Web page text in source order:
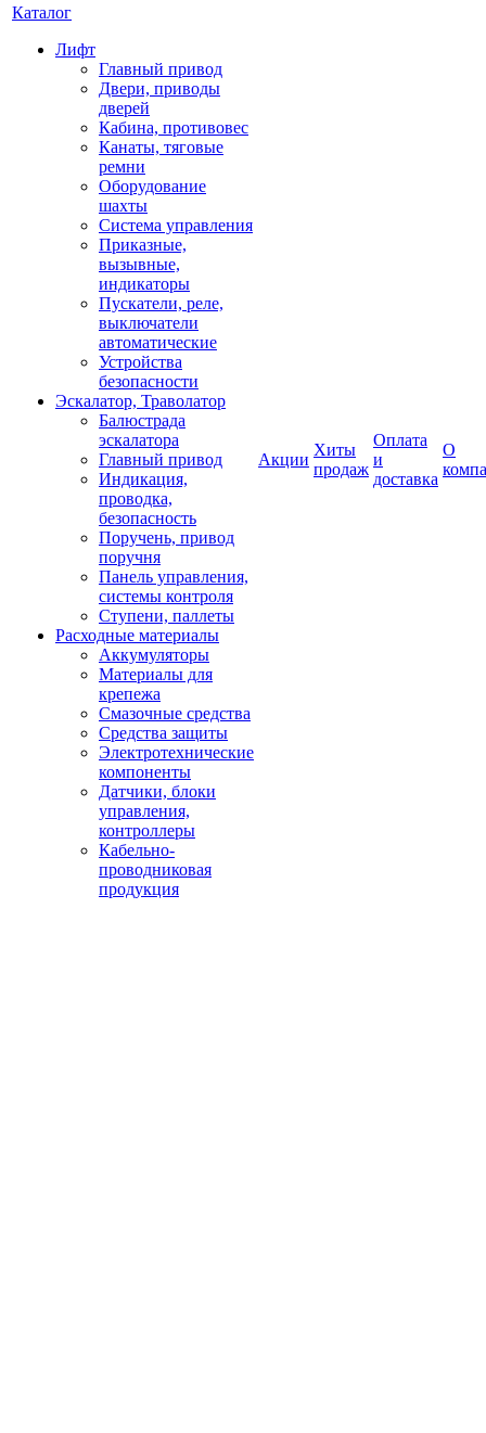
Каталог
Лифт
Главный привод
Двери, приводы
дверей
Кабина, противовес
Канаты, тяговые
ремни
Оборудование
шахты
Система управления
Приказные,
вызывные,
индикаторы
Пускатели, реле,
выключатели
автоматические
Устройства
безопасности
Эскалатор, Траволатор
Балюстрада
эскалатора
Главный привод
Индикация,
проводка,
безопасность
Поручень, привод
поручня
Панель управления,
системы контроля
Ступени, паллеты
Расходные материалы
Аккумуляторы
Материалы для
крепежа
Смазочные средства
Средства защиты
Электротехнические
компоненты
Датчики, блоки
управления,
контроллеры
Кабельно-
проводниковая
продукция
Акции
Хиты
продаж
Оплата
и
доставка
О